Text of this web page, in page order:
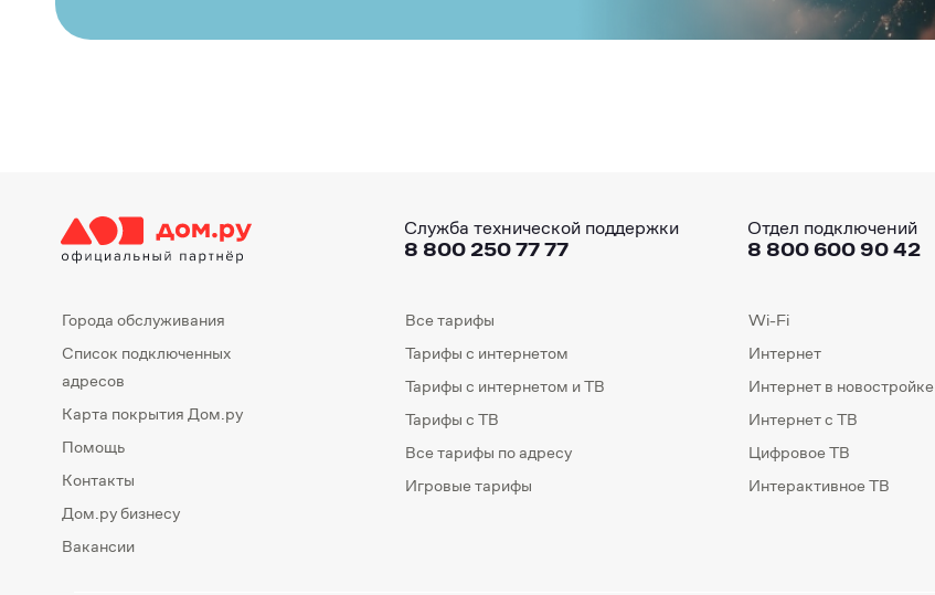
Служба технической поддержки
8 800 250 77 77
Отдел подключений
8 800 600 90 42
Города обслуживания
Список подключенных
адресов
Карта покрытия Дом.ру
Помощь
Контакты
Дом.ру бизнесу
Вакансии
Все тарифы
Тарифы с интернетом
Тарифы с интернетом и ТВ
Тарифы с ТВ
Все тарифы по адресу
Игровые тарифы
Wi-Fi
Интернет
Интернет в новостройке
Интернет с ТВ
Цифровое ТВ
Интерактивное ТВ